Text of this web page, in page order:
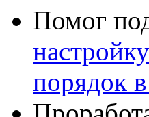
Помог
порядок